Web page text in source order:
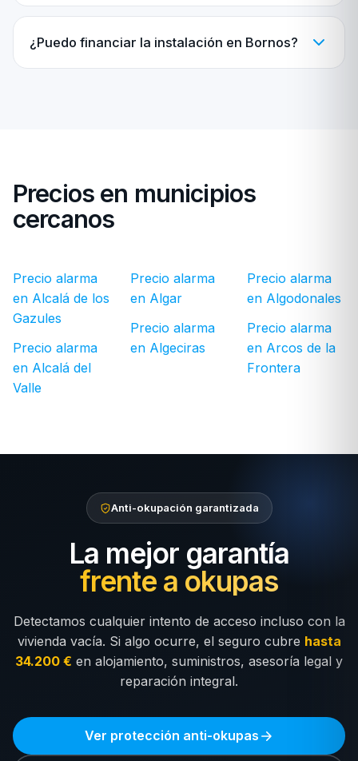
¿Puedo financiar la instalación en Bornos?
Precios en municipios
cercanos
Precio alarma
en Alcalá de los
Gazules
Precio alarma
en Alcalá del
Valle
Precio alarma
en Algar
Precio alarma
en Algeciras
Precio alarma
en Algodonales
Precio alarma
en Arcos de la
Frontera
Anti-okupación garantizada
La mejor garantía
frente a okupas
Detectamos cualquier intento de acceso incluso con la
vivienda vacía. Si algo ocurre, el seguro cubre hasta
34.200 € en alojamiento, suministros, asesoría legal y
reparación integral.
Ver protección anti-okupas